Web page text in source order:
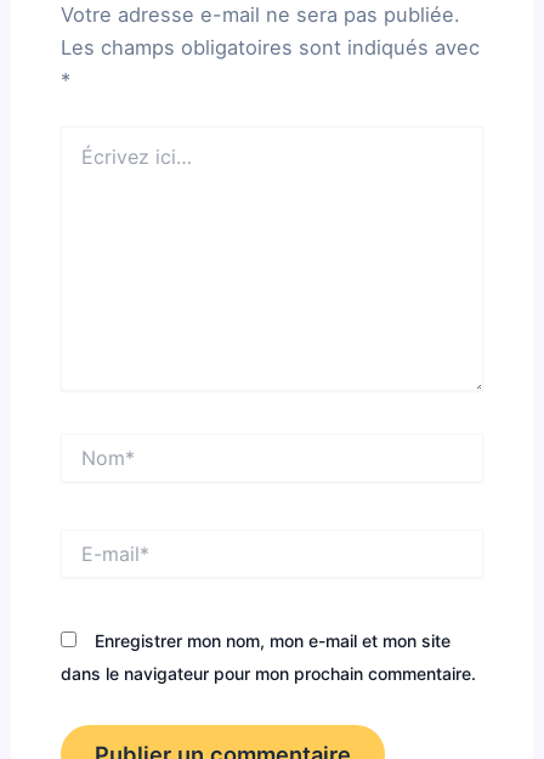
Votre adresse e-mail ne sera pas publiée.
Les champs obligatoires sont indiqués avec
*
ici…
mail*
Enregistrer mon nom, mon e-mail et mon site
dans le navigateur pour mon prochain commentaire.